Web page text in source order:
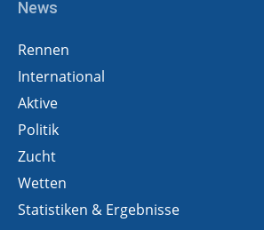
News
Rennen
International
Aktive
Politik
Zucht
Wetten
Statistiken & Ergebnisse